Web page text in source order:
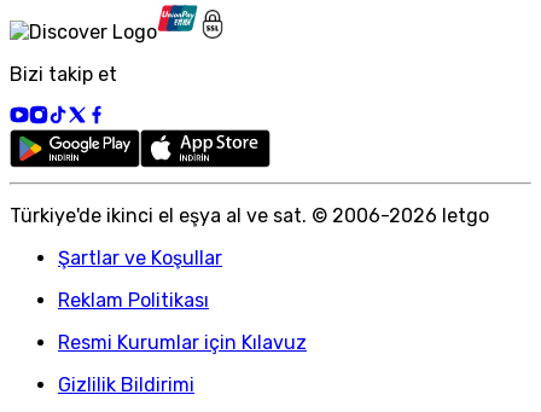
Bizi takip et
Türkiye'de ikinci el eşya al ve sat. © 2006-2026 letgo
Şartlar ve Koşullar
Reklam Politikası
Resmi Kurumlar için Kılavuz
Gizlilik Bildirimi